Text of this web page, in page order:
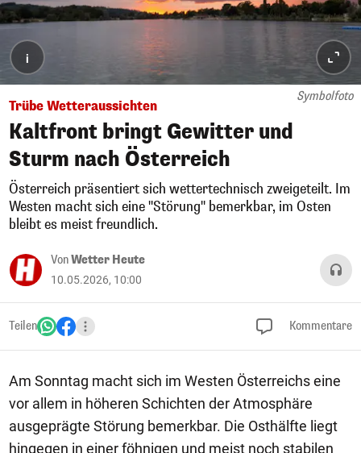
i
Trübe Wetteraussichten
Kaltfront bringt Gewitter und
Sturm nach Österreich
Österreich präsentiert sich wettertechnisch zweigeteilt. Im
Westen macht sich eine "Störung" bemerkbar, im Osten
bleibt es meist freundlich.
VonWetter Heute
10.05.2026, 10:00
Teilen Kommentare
Am Sonntag macht sich im Westen Österreichs eine
vor allem in höheren Schichten der Atmosphäre
ausgeprägte Störung bemerkbar. Die Osthälfte liegt
hingegen in einer föhnigen und meist noch stabilen